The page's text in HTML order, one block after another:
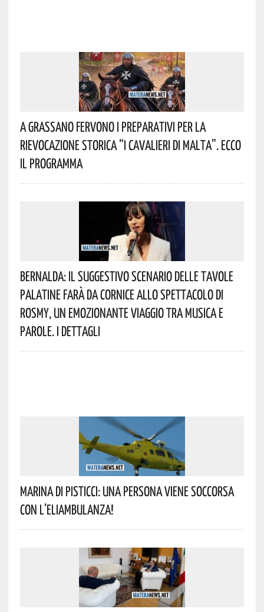
A Grassano Fervono I Preparativi Per La
Rievocazione Storica “I CAVALIERI DI MALTA”. Ecco
Il Programma
Bernalda: Il Suggestivo Scenario Delle Tavole
Palatine Farà Da Cornice Allo Spettacolo Di
Rosmy, Un Emozionante Viaggio Tra Musica E
Parole. I Dettagli
Marina Di Pisticci: Una Persona Viene Soccorsa
Con L’eliambulanza!